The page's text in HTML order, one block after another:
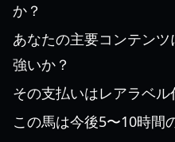
か？
あなたの主要コンテン
強いか？
その支払いはレアラベル
この馬は今後5〜10時間